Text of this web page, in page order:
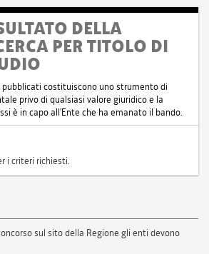
DELLA
PER TITOLO DI
costituiscono uno strumento di
privo di qualsiasi valore giuridico e la
è in capo all'Ente che ha emanato il bando.
i criteri richiesti.
sul sito della Regione gli enti devono